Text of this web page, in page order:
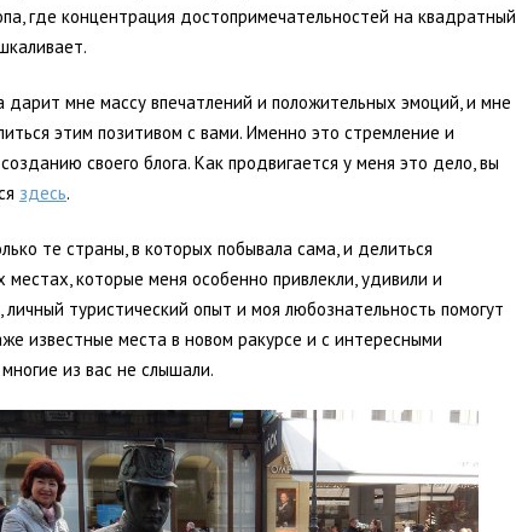
где концентрация достопримечательностей на квадратный
мне массу впечатлений и положительных эмоций, и мне
этим позитивом с вами. Именно это стремление и
своего блога. Как продвигается у меня это дело, вы
здесь.
те страны, в которых побывала сама, и делиться
местах, которые меня особенно привлекли, удивили и
туристический опыт и моя любознательность помогут
известные места в новом ракурсе и с интересными
из вас не слышали.